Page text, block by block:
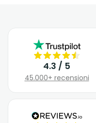
4.3 / 5
45.000+ recensioni